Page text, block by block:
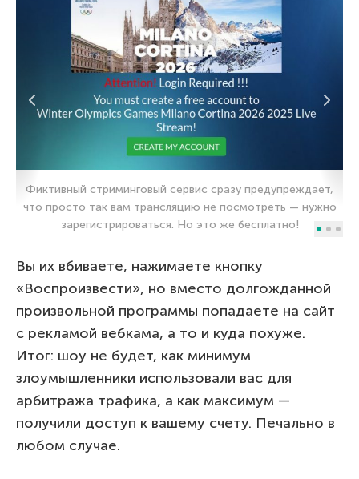
Фиктивный стриминговый сервис сразу предупреждает,
что просто так вам трансляцию не посмотреть — нужно
зарегистрироваться. Но это же бесплатно!
Вы их вбиваете, нажимаете кнопку
«Воспроизвести», но вместо долгожданной
произвольной программы попадаете на сайт
с рекламой вебкама, а то и куда похуже.
Итог: шоу не будет, как минимум
злоумышленники использовали вас для
арбитража трафика, а как максимум —
получили доступ к вашему счету. Печально в
любом случае.